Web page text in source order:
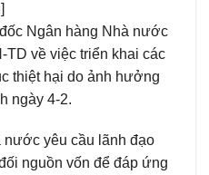
Ngân hàng Nhà nước
TD về việc triển khai các
thiệt hại do ảnh hưởng
ngày 4-2.
nước yêu cầu lãnh đạo
nguồn vốn để đáp ứng